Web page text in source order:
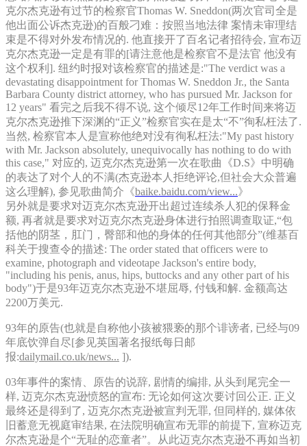
克尔杰克逊有过节的检察官Thomas W. Sneddon(两次官司全是
他出面公诉杰克逊)的百般刁难：按照当地法律 案情未审理结
束是不得对外发布情况的. 他直接开了百名记者招待会, 宣布迈
克尔杰克逊一定是有罪的[请注意他是检察官不是法官 他没有
这个权利]. 纽约时报对该检察官的描述是:"The verdict was a
devastating disappointment for Thomas W. Sneddon Jr., the Santa
Barbara County district attorney, who has pursued Mr. Jackson for
12 years" 看完之后我不得不说, 这个倾尽12年工作时间来将迈
克尔杰克逊推下深渊的“正义”检察官实在是太“不”徇私枉法了.
当然, 检察官本人是宣称他绝对没有徇私枉法:"My past history
with Mr. Jackson absolutely, unequivocally has nothing to do with
this case," 对应的, 迈克尔杰克逊第一次在歌曲《D.S》中明确
的表达了对个人的不满(杰克逊本人拒绝评论,但社会大众普遍
这么理解), 参见歌曲简介《baike.baidu.com/view...》
另外就是要求对迈克尔杰克逊开出超过连续杀人犯的保释金
额, 再者就是要求对迈克尔杰克逊身体进行拍照调查取证,“包
括他的阴茎，肛门，臀部和他的身体的任何其他部分”(维基百
科关于搜查令的描述: The order stated that officers were to
examine, photograph and videotape Jackson's entire body,
"including his penis, anus, hips, buttocks and any other part of his
body")于是93年迈克尔杰克逊不堪屈辱, 付钱和解. 金额高达
2200万美元.
93年的原告(也就是自称他小孩被猥亵的那个诽谤者, 已经与09
年底饮弹自尽[参见英国著名报纸每日邮
报:dailymail.co.uk/news... ]).
03年事件的案情、原告的说辞, 剧情的编排, 从头到尾完全一
样, 迈克尔杰克逊愤怒的宣布: 无论如何这次要讨回公正. 正义
最终还是得到了, 迈克尔杰克逊被宣判无罪, 但同样的, 媒体依
旧蓄意无视庭审结果, 在法院明确宣布无罪的前提下, 宣称迈克
尔杰克逊是个“无耻的恋童者”。从此迈克尔杰克逊不再如当初